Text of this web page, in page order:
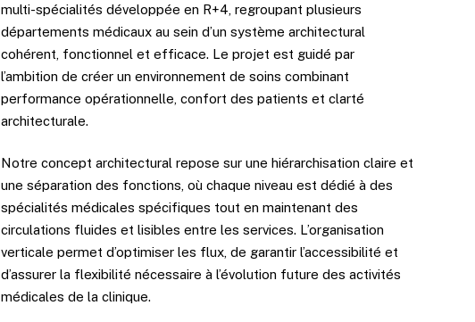
multi-spécialités développée en R+4, regroupant plusieurs
départements médicaux au sein d’un système architectural
cohérent, fonctionnel et efficace. Le projet est guidé par
l’ambition de créer un environnement de soins combinant
performance opérationnelle, confort des patients et clarté
architecturale.
Notre concept architectural repose sur une hiérarchisation claire et
une séparation des fonctions, où chaque niveau est dédié à des
spécialités médicales spécifiques tout en maintenant des
circulations fluides et lisibles entre les services. L’organisation
verticale permet d’optimiser les flux, de garantir l’accessibilité et
d’assurer la flexibilité nécessaire à l’évolution future des activités
médicales de la clinique.